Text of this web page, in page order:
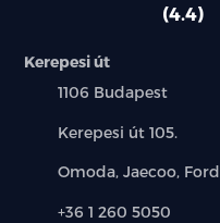
4.4
Kerepesi út
Település:
1106 Budapest
Cím:
Kerepesi út 105.
Márkák:
Omoda, Jaecoo, Ford
Telefon:
+36 1 260 5050